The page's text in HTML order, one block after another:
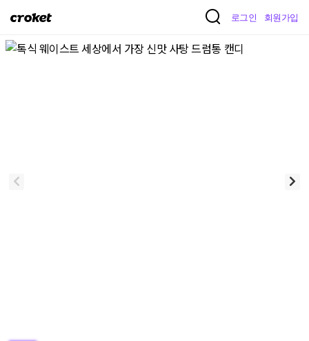
크
켓
로그인 회원가입